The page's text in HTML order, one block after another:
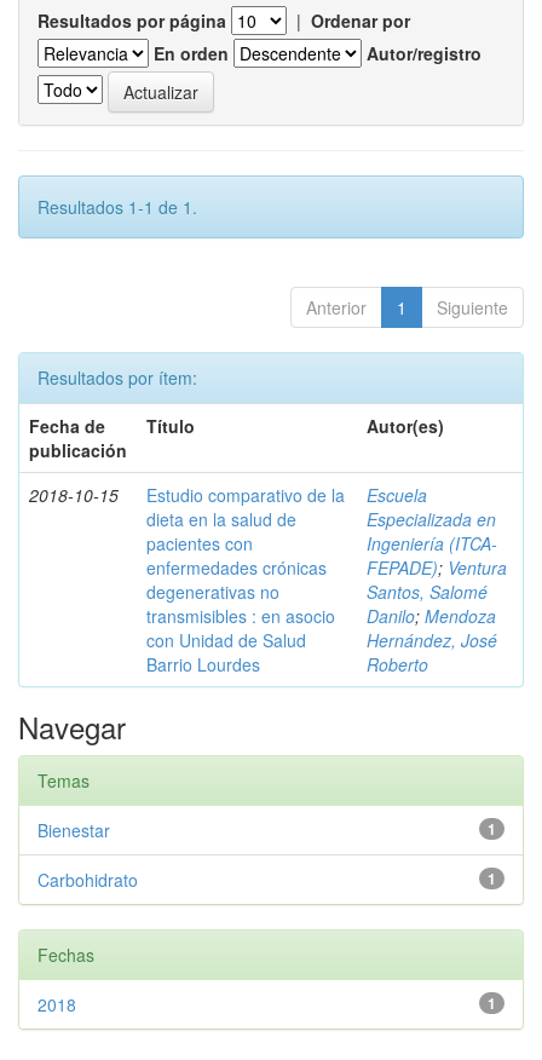
Resultados por página | Ordenar por
En orden
Autor/registro
Resultados 1-1 de 1.
Anterior 1 Siguiente
Resultados por ítem:
Fecha de
publicación
Título Autor(es)
2018-10-15
Estudio comparativo de la
dieta en la salud de
pacientes con
enfermedades crónicas
degenerativas no
transmisibles : en asocio
con Unidad de Salud
Barrio Lourdes
Escuela
Especializada en
Ingeniería (ITCA-
FEPADE); Ventura
Santos, Salomé
Danilo; Mendoza
Hernández, José
Roberto
Navegar
Temas
1
Bienestar
1
Carbohidrato
Fechas
1
2018